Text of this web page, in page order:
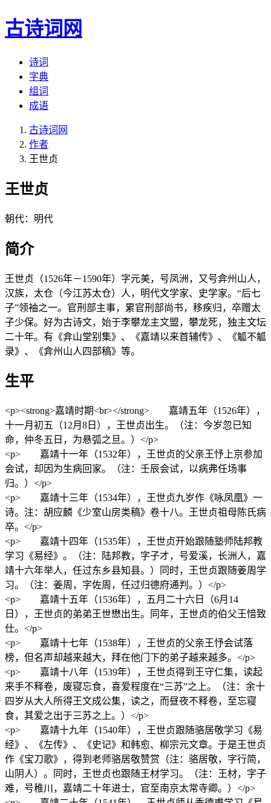
古诗词网
诗词
字典
组词
成语
古诗词网
作者
王世贞
王世贞
朝代：明代
简介
王世贞（1526年－1590年）字元美，号凤洲，又号弇州山人，
汉族，太仓（今江苏太仓）人，明代文学家、史学家。“后七
子”领袖之一。官刑部主事，累官刑部尚书，移疾归，卒赠太
子少保。好为古诗文，始于李攀龙主文盟，攀龙死，独主文坛
二十年。有《弇山堂别集》、《嘉靖以来首辅传》、《觚不觚
录》、《弇州山人四部稿》等。
生平
<p><strong>嘉靖时期<br></strong> 嘉靖五年（1526年），
十一月初五（12月8日），王世贞出生。（注：今岁忽已知
命，仲冬五日，为悬弧之旦。）</p>
<p> 嘉靖十一年（1532年），王世贞的父亲王忬上京参加
会试，却因为生病回家。（注：壬辰会试，以病弗任场事
归。）</p>
<p> 嘉靖十三年（1534年），王世贞九岁作《咏凤凰》一
诗。注：胡应麟《少室山房类稿》卷十八。王世贞祖母陈氏病
卒。</p>
<p> 嘉靖十四年（1535年），王世贞开始跟随塾师陆邦教
学习《易经》。（注：陆邦教，字子才，号爱溪，长洲人，嘉
靖十六年举人，任过东乡县知县。）同时，王世贞跟随姜周学
习。（注：姜周，字佐周，任过归德府通判。）</p>
<p> 嘉靖十五年（1536年），五月二十六日（6月14
日），王世贞的弟弟王世懋出生。同年，王世贞的伯父王愔致
仕。</p>
<p> 嘉靖十七年（1538年），王世贞的父亲王忬会试落
榜，但名声却越来越大，拜在他门下的弟子越来越多。</p>
<p> 嘉靖十八年（1539年），王世贞得到王守仁集，读起
来手不释卷，废寝忘食，喜爱程度在“三苏”之上。（注：余十
四岁从大人所得王文成公集，读之，而昼夜不释卷，至忘寝
食，其爱之出于三苏之上。）</p>
<p> 嘉靖十九年（1540年），王世贞跟随骆居敬学习《易
经》、《左传》、《史记》和韩愈、柳宗元文章。于是王世贞
作《宝刀歌》，得到老师骆居敬赞赏（注：骆居敬，字行简，
山阴人）。同时，王世贞也跟随王材学习。（注：王材，字子
难，号稚川，嘉靖二十年进士，官至南京太常寺卿。）</p>